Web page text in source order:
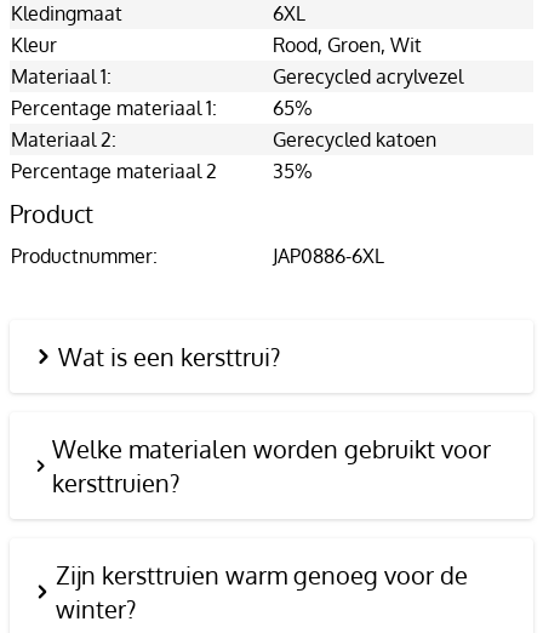
Kledingmaat
6XL
Kleur
Rood, Groen, Wit
Materiaal 1:
Gerecycled acrylvezel
Percentage materiaal 1:
65%
Materiaal 2:
Gerecycled katoen
Percentage materiaal 2
35%
Product
Productnummer: JAP0886-6XL
Wat is een kersttrui?
Welke materialen worden gebruikt voor
kersttruien?
Zijn kersttruien warm genoeg voor de
winter?